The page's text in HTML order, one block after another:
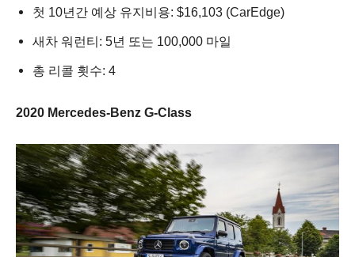
첫 10년간 예상 유지비용: $16,103 (CarEdge)
새차 워런티: 5년 또는 100,000 마일
총 리콜 횟수: 4
2020 Mercedes-Benz G-Class